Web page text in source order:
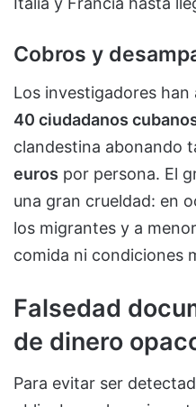
Cobros y
Los investigadores
40 ciudadanos
clandestina abonando
euros por persona. El
una gran crueldad: en
los migrantes y a
comida ni condiciones
Falsedad
de dinero
Para evitar ser